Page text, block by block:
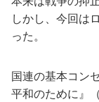
しかし、今回は
った。
国連の基本コン
平和のために』